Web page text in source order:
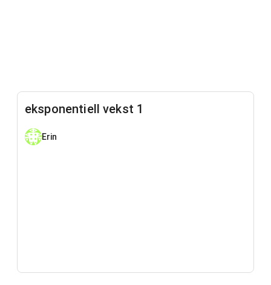
eksponentiell vekst 1
Erin